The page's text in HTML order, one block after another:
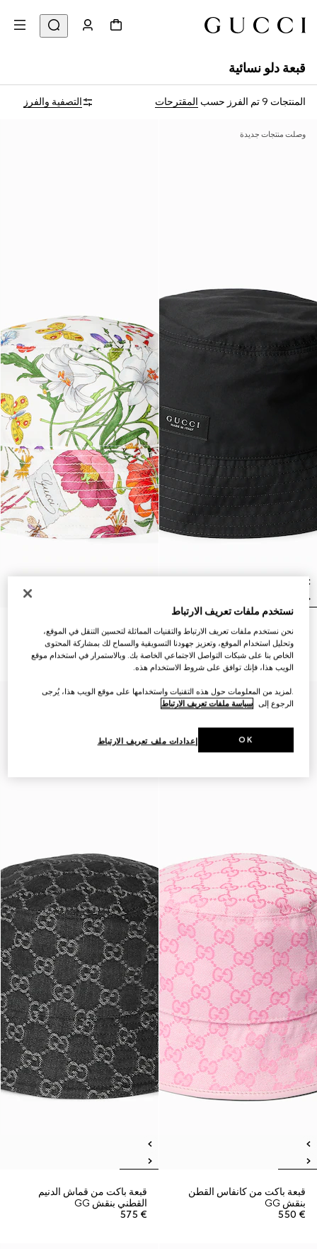
قبعة دلو نسائية
المنتجات 9 تم الفرز حسب المقترحات التصفية والفرز
وصلت منتجات جديدة
قبعة فيدورا من كانفاس القطن
قبعة باكت من حرير التويل
المطبوع
€ 645
قبعة باكت من كانفاس القطن
بنقش GG
€ 550
قبعة باكت من قماش الدنيم
القطني بنقش GG
€ 575
نستخدم ملفات تعريف الارتباط
نحن نستخدم ملفات تعريف الارتباط والتقنيات المماثلة لتحسين التنقل في الموقع،
وتحليل استخدام الموقع، وتعزيز جهودنا التسويقية والسماح لك بمشاركة المحتوى
الخاص بنا على شبكات التواصل الاجتماعي الخاصة بك. وبالاستمرار في استخدام موقع
الويب هذا، فإنك توافق على شروط الاستخدام هذه.
.لمزيد من المعلومات حول هذه التقنيات واستخدامها على موقع الويب هذا، يُرجى
الرجوع إلى سياسة ملفات تعريف الارتباط
إعدادات ملف تعريف الارتباط OK